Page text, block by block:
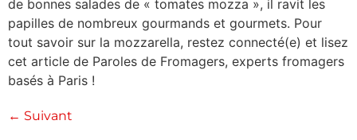
de bonnes salades de « tomates mozza », il ravit les
papilles de nombreux gourmands et gourmets. Pour
tout savoir sur la mozzarella, restez connecté(e) et lisez
cet article de Paroles de Fromagers, experts fromagers
basés à Paris !
← Suivant